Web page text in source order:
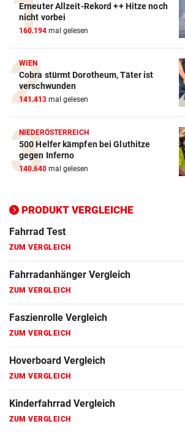
Erneuter Allzeit-Rekord ++ Hitze noch
nicht vorbei
160.194 mal gelesen
WIEN
Cobra stürmt Dorotheum, Täter ist
verschwunden
141.413 mal gelesen
NIEDERÖSTERREICH
500 Helfer kämpfen bei Gluthitze
gegen Inferno
140.640 mal gelesen
PRODUKT VERGLEICHE
Action-Cam Vergleich
ZUM VERGLEICH
Crosstrainer Vergleich
ZUM VERGLEICH
E-Bike Vergleich
ZUM VERGLEICH
Elektro-Scooter Vergleich
ZUM VERGLEICH
ZUM VERGLEICH
Fahrrad Test
ZUM VERGLEICH
Fahrradanhänger Vergleich
ZUM VERGLEICH
Faszienrolle Vergleich
ZUM VERGLEICH
Hoverboard Vergleich
ZUM VERGLEICH
Kinderfahrrad Vergleich
ZUM VERGLEICH